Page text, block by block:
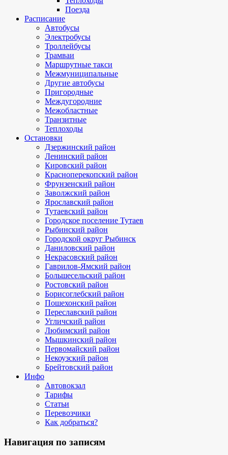
Поезда
Расписание
Автобусы
Электробусы
Троллейбусы
Трамваи
Маршрутные такси
Межмуниципальные
Другие автобусы
Пригородные
Междугородние
Межобластные
Транзитные
Теплоходы
Остановки
Дзержинский район
Ленинский район
Кировский район
Красноперекопский район
Фрунзенский район
Заволжский район
Ярославский район
Тутаевский район
Городское поселение Тутаев
Рыбинский район
Городской округ Рыбинск
Даниловский район
Некрасовский район
Гаврилов-Ямский район
Большесельский район
Ростовский район
Борисоглебский район
Пошехонский район
Переславский район
Угличский район
Любимский район
Мышкинский район
Первомайский район
Некоузский район
Брейтовский район
Инфо
Автовокзал
Тарифы
Статьи
Перевозчики
Как добраться?
Навигация по записям